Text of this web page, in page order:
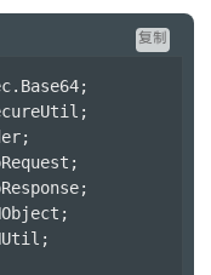
复制